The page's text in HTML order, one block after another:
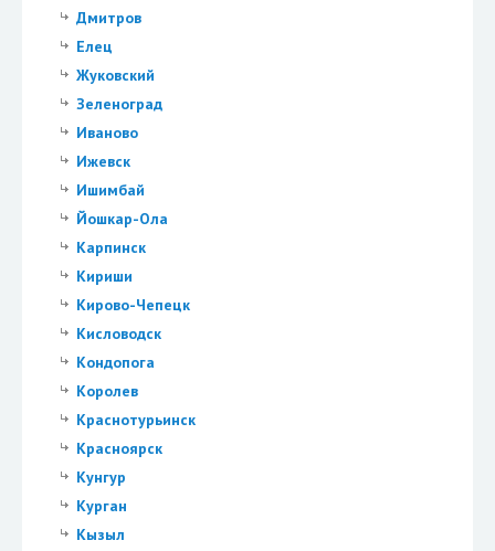
Дмитров
Елец
Жуковский
Зеленоград
Иваново
Ижевск
Ишимбай
Йошкар-Ола
Карпинск
Кириши
Кирово-Чепецк
Кисловодск
Кондопога
Королев
Краснотурьинск
Красноярск
Кунгур
Курган
Кызыл